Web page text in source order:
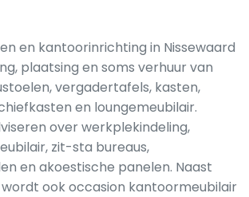
en kantoorinrichting in Nissewaard
plaatsing en soms verhuur van
vergadertafels, kasten,
en loungemeubilair.
over werkplekindeling,
zit-sta bureaus,
en akoestische panelen. Naast
ook occasion kantoormeubilair